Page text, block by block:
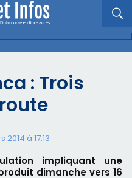
: Trois
à 17:13
impliquant une
dimanche vers 16